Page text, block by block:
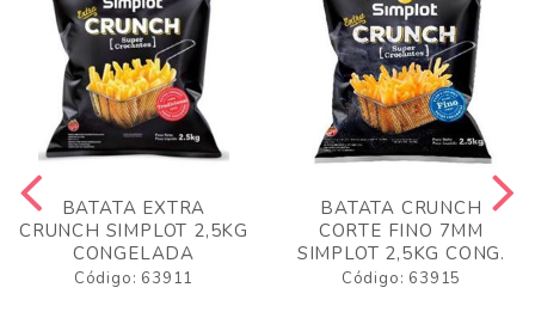
BATATA EXTRA
CRUNCH SIMPLOT 2,5KG
CONGELADA
Código: 63911
BATATA CRUNCH
CORTE FINO 7MM
SIMPLOT 2,5KG CONG.
Código: 63915